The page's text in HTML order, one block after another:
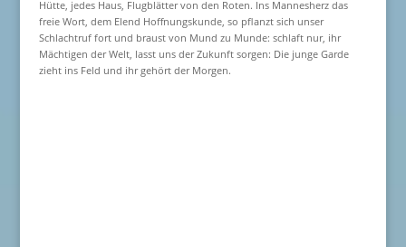
Hütte, jedes Haus, Flugblätter von den Roten. Ins Mannesherz das
freie Wort, dem Elend Hoffnungskunde, so pflanzt sich unser
Schlachtruf fort und braust von Mund zu Munde: schlaft nur, ihr
Mächtigen der Welt, lasst uns der Zukunft sorgen: Die junge Garde
zieht ins Feld und ihr gehört der Morgen.